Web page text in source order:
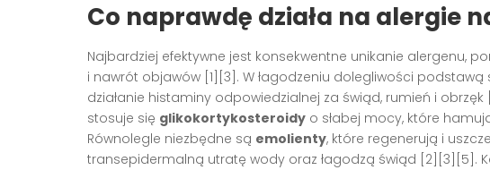
Co naprawdę działa na alergie
Najbardziej efektywne jest konsekwentne unikanie alergenu,
i nawrót objawów [1][3]. W łagodzeniu dolegliwości podstawą
działanie histaminy odpowiedzialnej za świąd, rumień i
stosuje się glikokortykosteroidy o słabej mocy, które
Równolegle niezbędne są emolienty, które regenerują i
transepidermalną utratę wody oraz łagodzą świąd [2][3][5].